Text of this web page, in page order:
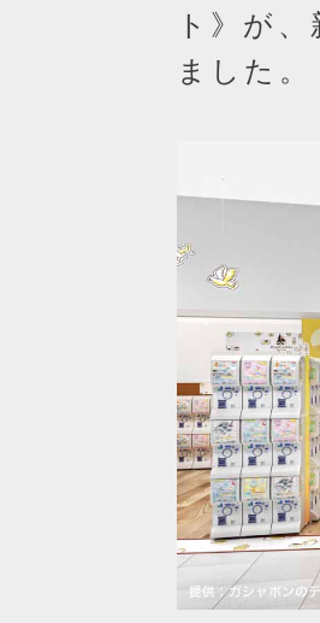
ト》が
ました。